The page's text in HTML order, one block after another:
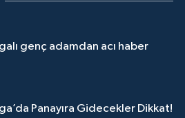
genç adamdan acı haber
Panayıra Gidecekler Dikkat!